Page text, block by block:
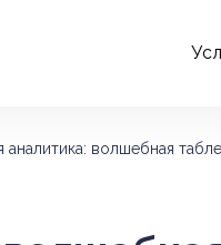
аналитика: волшебная